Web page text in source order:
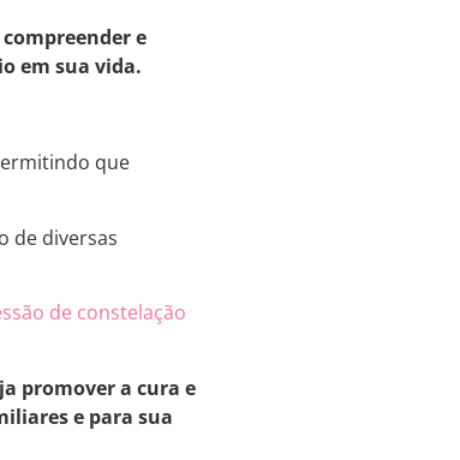
e
em sua vida.
que
de diversas
de constelação
promover a cura e
e para sua